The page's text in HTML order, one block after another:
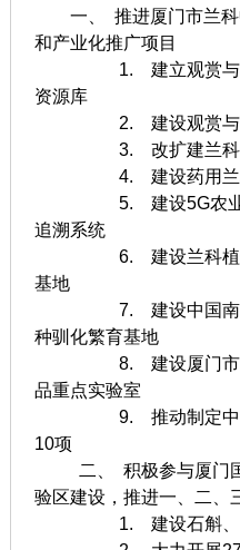
一、 推进厦门市兰
和产业化推广项目
1. 建立观赏与药用
资源库
2. 建设观赏与药用
3. 改扩建兰科中药
4. 建设药用兰科
5. 建设5G农业应
追溯系统
6. 建设兰科植物中
基地
7. 建设中国南方药
种驯化繁育基地
8. 建设厦门市食药
品重点实验室
9. 推动制定中国南
10项
二、 积极参与厦门国
验区建设，推进一、二、
1. 建设石斛、灵芝